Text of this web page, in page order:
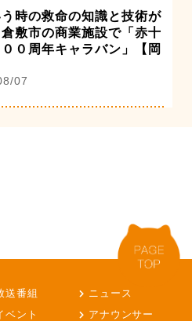
時の救命の知識と技術が
敷市の商業施設で「赤十
０周年キャラバン」【岡
07
送番組
ニュース
ベント
アナウンサー